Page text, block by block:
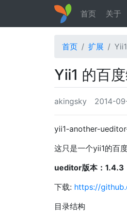
首页 关于
首页 扩展
Yii1 的百
akingsky 2014-
yii1-another-
这只是一个yii1的百
ueditor版本：1.4.3
下载: https://
目录结构